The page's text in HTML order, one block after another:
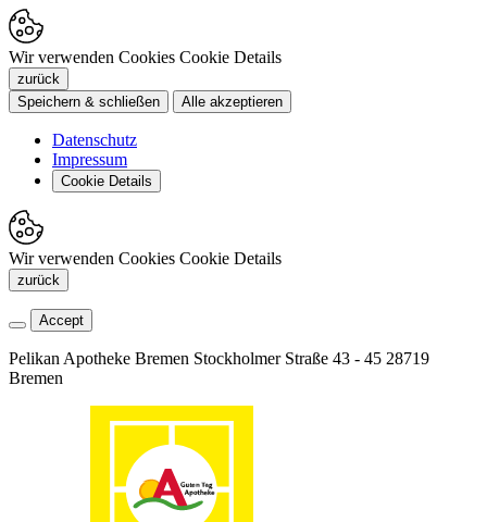
Wir verwenden Cookies Cookie Details
zurück
Speichern & schließen
Alle akzeptieren
Datenschutz
Impressum
Cookie Details
Wir verwenden Cookies Cookie Details
zurück
Accept
Pelikan Apotheke Bremen Stockholmer Straße 43 - 45 28719
Bremen